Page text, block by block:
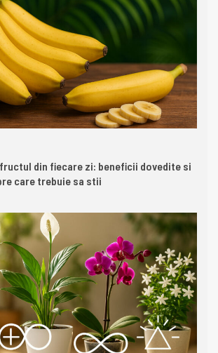
din fiecare zi: beneficii dovedite si
care trebuie sa stii